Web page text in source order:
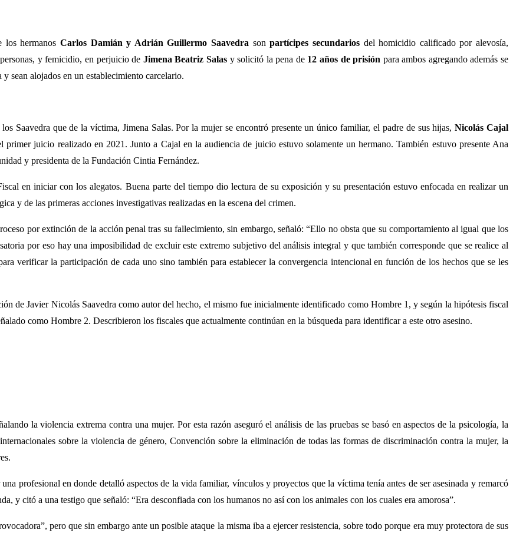
los hermanosCarlos Damián y Adrián Guillermo Saavedra sonpartícipes secundariosdel homicidio calificado por alevosía,
y femicidio, en perjuicio de Jimena Beatriz Salasy solicitó la pena de 12 años de prisión para ambos agregando además se
sean alojados en un establecimiento carcelario.
Saavedra que de la víctima, Jimena Salas. Por la mujer se encontró presente un único familiar, el padre de sus hijas,Nicolás Cajal
juicio realizado en 2021. Junto a Cajal en la audiencia de juicio estuvo solamente un hermano. También estuvo presente Ana
y presidenta de la Fundación Cintia Fernández.
en iniciar con los alegatos. Buena parte del tiempo dio lectura de su exposición y su presentación estuvo enfocada en realizar un
y de las primeras acciones investigativas realizadas en la escena del crimen.
por extinción de la acción penal tras su fallecimiento, sin embargo, señaló: “Ello no obsta que su comportamiento al igual que los
por eso hay una imposibilidad de excluir este extremo subjetivo del análisis integral y que también corresponde que se realice al
verificar la participación de cada uno sino también para establecer la convergencia intencional en función de los hechos que se les
de Javier Nicolás Saavedra como autor del hecho, el mismo fue inicialmente identificado como Hombre 1, y según la hipótesis fiscal
como Hombre 2. Describieron los fiscales que actualmente continúan en la búsqueda para identificar a este otro asesino.
la violencia extrema contra una mujer. Por esta razón aseguró el análisis de las pruebas se basó en aspectos de la psicología, la
sobre la violencia de género, Convención sobre la eliminación de todas las formas de discriminación contra la mujer, la
profesional en donde detalló aspectos de la vida familiar, vínculos y proyectos que la víctima tenía antes de ser asesinada y remarcó
y citó a una testigo que señaló: “Era desconfiada con los humanos no así con los animales con los cuales era amorosa”.
pero que sin embargo ante un posible ataque la misma iba a ejercer resistencia, sobre todo porque era muy protectora de sus